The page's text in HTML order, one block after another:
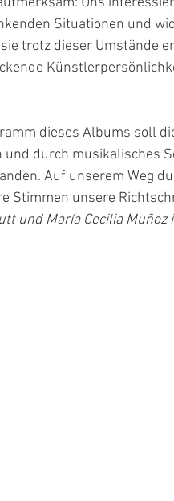
Situationen und
trotz dieser Umstände
dieses Albums soll
und durch musikalisches
Auf unserem Weg
Stimmen unsere
und María Cecilia Muñoz